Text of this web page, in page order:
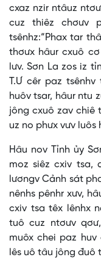
cxaz nzir ntâuz
cuz thiêz chơưv
tsênhz:“Phax tar
thơưx hâur cxuô
lưv. Sơn La zos iz
T.Ư cêr paz
huôv tsar, hâur ntu
jông cxuô zav chiê
uz no phưx vưv luôs
Hâu nov Tỉnh ủy
moz siêz cxiv tsa,
lươngv Cảnh sát
nênhs pênhr xưv,
cxiv tsa têx lênhx
tuô cuz ntơưv
muôx chei paz
lês uô tâu jông đuô